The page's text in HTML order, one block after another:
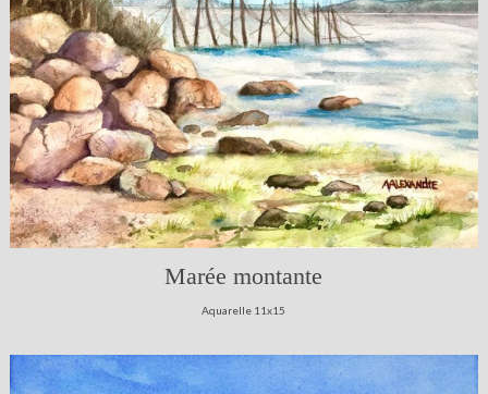
Marée montante
Aquarelle 11x15